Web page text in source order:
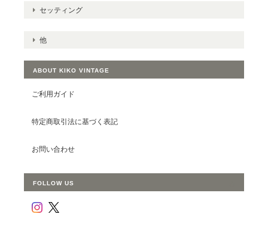
セッティング
他
ABOUT KIKO VINTAGE
ご利用ガイド
特定商取引法に基づく表記
お問い合わせ
FOLLOW US